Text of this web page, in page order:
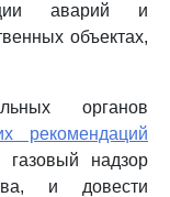
аварий и
объектах,
органов
рекомендаций
газовый надзор
и довести